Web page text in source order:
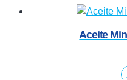
Aceite